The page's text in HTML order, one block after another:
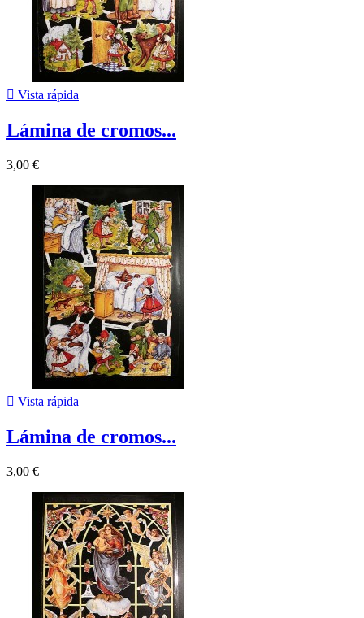
 Vista rápida
Lámina de cromos...
3,00 €
 Vista rápida
Lámina de cromos...
3,00 €